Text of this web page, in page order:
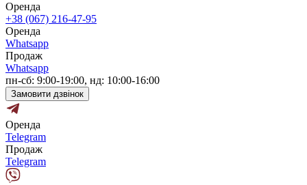
Оренда
+38 (067) 216-47-95
Оренда
Whatsapp
Продаж
Whatsapp
пн-сб: 9:00-19:00, нд: 10:00-16:00
Замовити дзвінок
Оренда
Telegram
Продаж
Telegram